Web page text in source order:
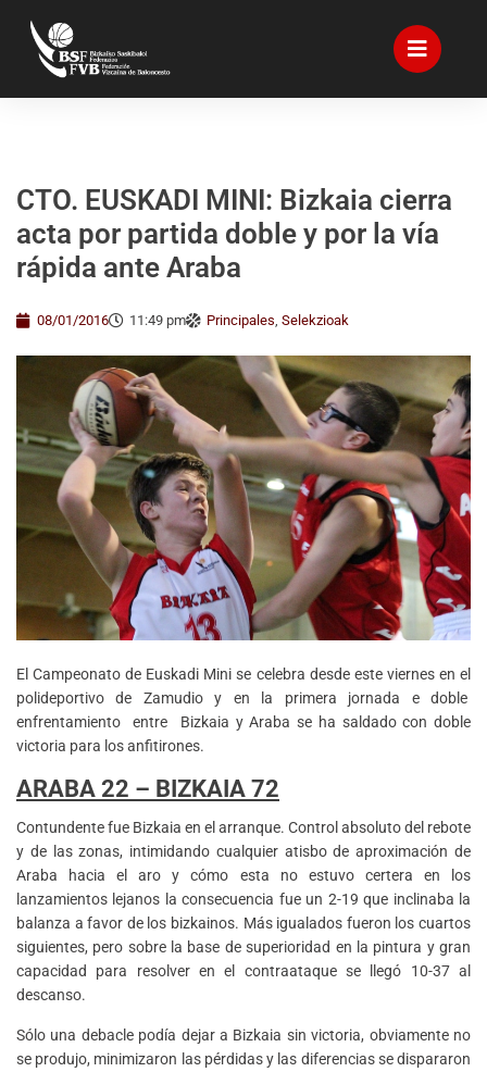
CTO. EUSKADI MINI: Bizkaia cierra
acta por partida doble y por la vía
rápida ante Araba
08/01/2016 11:49 pm Principales, Selekzioak
El Campeonato de Euskadi Mini se celebra desde este viernes en el
polideportivo de Zamudio y en la primera jornada e doble
enfrentamiento entre Bizkaia y Araba se ha saldado con doble
victoria para los anfitirones.
ARABA 22 – BIZKAIA 72
Contundente fue Bizkaia en el arranque. Control absoluto del rebote
y de las zonas, intimidando cualquier atisbo de aproximación de
Araba hacia el aro y cómo esta no estuvo certera en los
lanzamientos lejanos la consecuencia fue un 2-19 que inclinaba la
balanza a favor de los bizkainos. Más igualados fueron los cuartos
siguientes, pero sobre la base de superioridad en la pintura y gran
capacidad para resolver en el contraataque se llegó 10-37 al
descanso.
Sólo una debacle podía dejar a Bizkaia sin victoria, obviamente no
se produjo, minimizaron las pérdidas y las diferencias se dispararon